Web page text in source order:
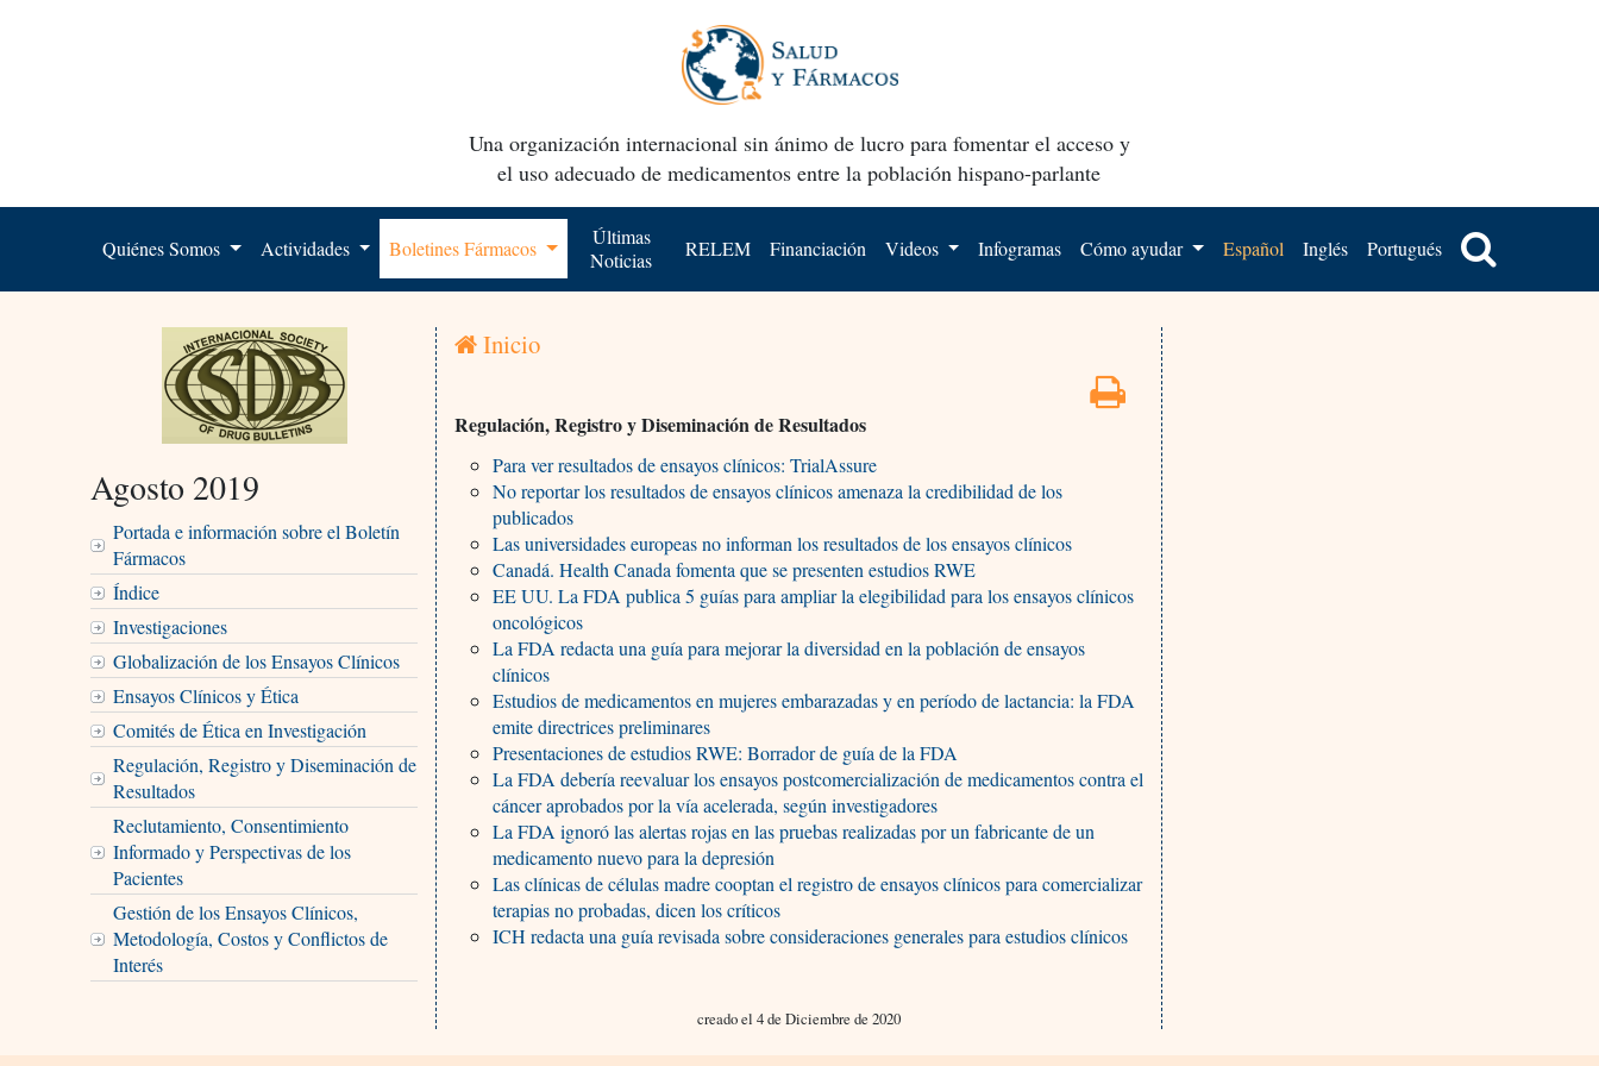
Una organización internacional sin ánimo de lucro para fomentar el acceso y
el uso adecuado de medicamentos entre la población hispano-parlante
Quiénes Somos Actividades Boletines Fármacos
Últimas
Noticias
RELEM Financiación Videos Infogramas Cómo ayudar Español Inglés Portugués
Agosto 2019
Portada e información sobre el Boletín
Fármacos
Índice
Investigaciones
Globalización de los Ensayos Clínicos
Ensayos Clínicos y Ética
Comités de Ética en Investigación
Regulación, Registro y Diseminación de
Resultados
Reclutamiento, Consentimiento
Informado y Perspectivas de los
Pacientes
Gestión de los Ensayos Clínicos,
Metodología, Costos y Conflictos de
Interés
Inicio
Regulación, Registro y Diseminación de Resultados
Para ver resultados de ensayos clínicos: TrialAssure
No reportar los resultados de ensayos clínicos amenaza la credibilidad de los
publicados
Las universidades europeas no informan los resultados de los ensayos clínicos
Canadá. Health Canada fomenta que se presenten estudios RWE
EE UU. La FDA publica 5 guías para ampliar la elegibilidad para los ensayos clínicos
oncológicos
La FDA redacta una guía para mejorar la diversidad en la población de ensayos
clínicos
Estudios de medicamentos en mujeres embarazadas y en período de lactancia: la FDA
emite directrices preliminares
Presentaciones de estudios RWE: Borrador de guía de la FDA
La FDA debería reevaluar los ensayos postcomercialización de medicamentos contra el
cáncer aprobados por la vía acelerada, según investigadores
La FDA ignoró las alertas rojas en las pruebas realizadas por un fabricante de un
medicamento nuevo para la depresión
Las clínicas de células madre cooptan el registro de ensayos clínicos para comercializar
terapias no probadas, dicen los críticos
ICH redacta una guía revisada sobre consideraciones generales para estudios clínicos
creado el 4 de Diciembre de 2020